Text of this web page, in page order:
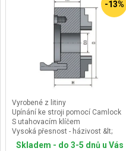
-13%
Vyrobené z litiny
Upínání ke stroji pomocí Camlock
S utahovacím klíčem
Vysoká přesnost - házivost &lt;
0,05 mm
Skladem - do 3-5 dnů u Vás